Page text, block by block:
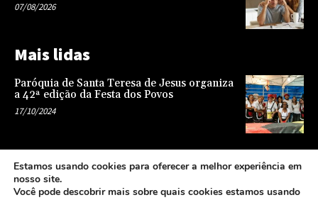
07/08/2026
Mais lidas
Paróquia de Santa Teresa de Jesus organiza
a 42ª edição da Festa dos Povos
17/10/2024
Representatividade na infância: o papel da
escola na formação de uma sociedade mais
justa e equitativa
Estamos usando cookies para oferecer a melhor experiência em
nosso site.
Você pode descobrir mais sobre quais cookies estamos usando